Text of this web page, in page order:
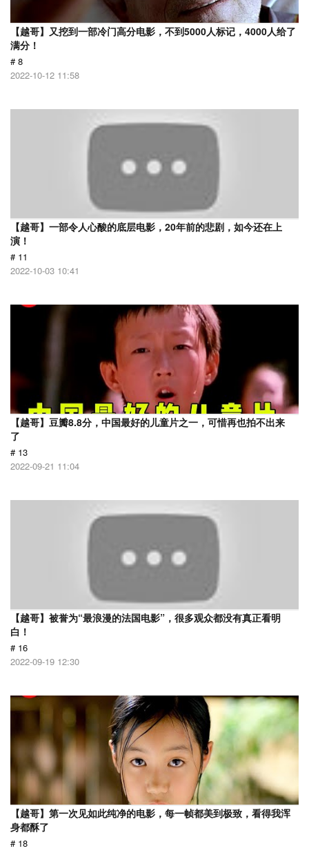
【越哥】又挖到一部冷门高分电影，不到5000人标记，4000人给了
满分！
# 8
2022-10-12 11:58
【越哥】一部令人心酸的底层电影，20年前的悲剧，如今还在上
演！
# 11
2022-10-03 10:41
【越哥】豆瓣8.8分，中国最好的儿童片之一，可惜再也拍不出来
了
# 13
2022-09-21 11:04
【越哥】被誉为“最浪漫的法国电影”，很多观众都没有真正看明
白！
# 16
2022-09-19 12:30
【越哥】第一次见如此纯净的电影，每一帧都美到极致，看得我浑
身都酥了
# 18